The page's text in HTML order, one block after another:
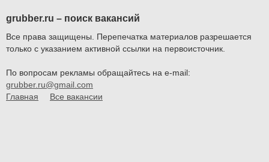
grubber.ru – поиск вакансий
Все права защищены. Перепечатка материалов разрешается
только с указанием активной ссылки на первоисточник.
По вопросам рекламы обращайтесь на e-mail:
grubber.ru@gmail.com
Главная
Все вакансии